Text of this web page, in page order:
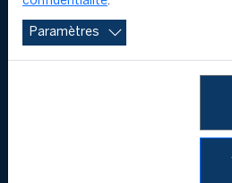
FOLLOW
Paramètres